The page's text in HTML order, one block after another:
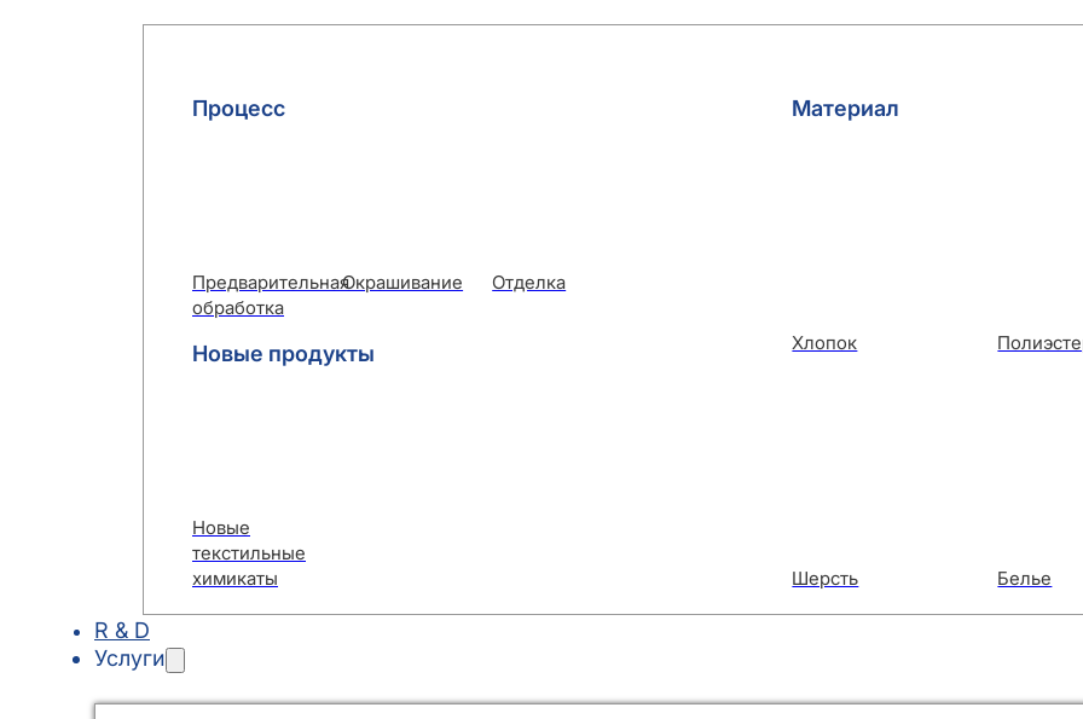
Процесс
Предварительная
обработка
Окрашивание Отделка
Новые продукты
Новые
текстильные
химикаты
Материал
Хлопок
Шерсть Белье
R & D
Услуги